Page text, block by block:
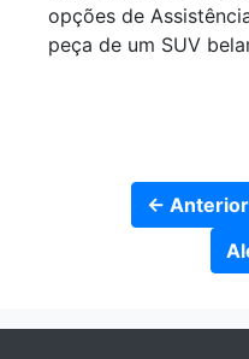
opções de
peça de um SUV
← Anterior